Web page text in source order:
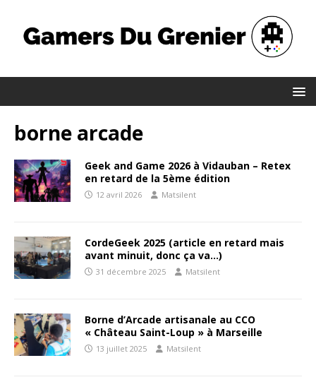
borne arcade
Geek and Game 2026 à Vidauban – Retex
en retard de la 5ème édition
12 avril 2026 Matsilent
CordeGeek 2025 (article en retard mais
avant minuit, donc ça va…)
31 décembre 2025 Matsilent
Borne d’Arcade artisanale au CCO
« Château Saint-Loup » à Marseille
13 juillet 2025 Matsilent